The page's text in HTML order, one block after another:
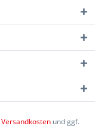
Versandkosten und ggf.